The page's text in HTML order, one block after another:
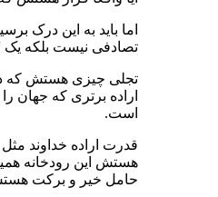
اما باید به این درک
تصادفی نیست بلکه
تجلی چیزی هستش که در
اراده برتری که جهان
است.
قدرت اراده خداوند
هستش این رودخانه
حامل خیر و برکت